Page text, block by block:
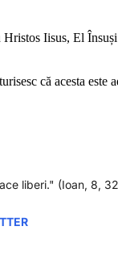
Iisus, El
că acesta
liberi." (Ioan, 8,